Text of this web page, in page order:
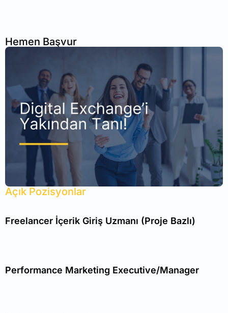
Hemen Başvur
Açık Pozisyonlar
Freelancer İçerik Giriş Uzmanı (Proje Bazlı)
Performance Marketing Executive/Manager